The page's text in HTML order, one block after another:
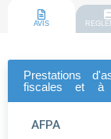
AVIS
Prestations
fiscales et à
AFPA